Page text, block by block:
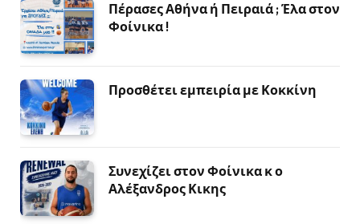
Πέρασες Αθήνα ή Πειραιά ; Έλα στον
Φοίνικα !
Προσθέτει εμπειρία με Κοκκίνη
Συνεχίζει στον Φοίνικα κ ο
Αλέξανδρος Κικης